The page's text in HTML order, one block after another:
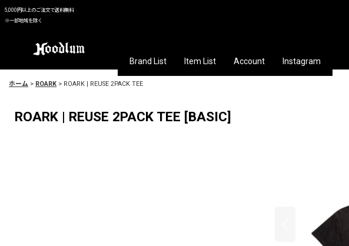
5,000円以上のご注文で送料無料
※一部地域を除く
Brand List Item List Account Instagram
ホーム > ROARK > ROARK | REUSE 2PACK TEE
ROARK | REUSE 2PACK TEE [BASIC]